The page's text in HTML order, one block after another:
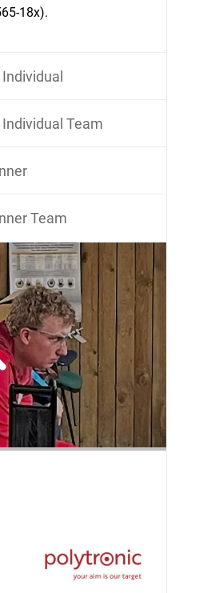
18x).
Team
Team